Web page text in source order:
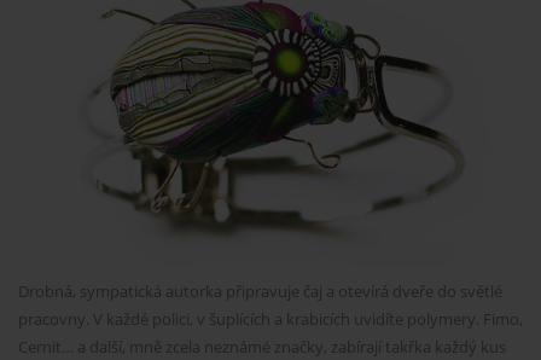
Drobná, sympatická autorka připravuje čaj a otevírá dveře do světlé
pracovny. V každé polici, v šuplících a krabicích uvidíte polymery. Fimo,
Cernit… a další, mně zcela neznámé značky, zabírají takřka každý kus